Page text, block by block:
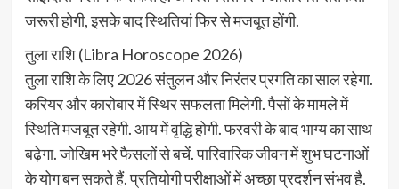
जरूरी होगी, इसके बाद स्थितियां फिर से मजबूत होंगी.
तुला राशि (Libra Horoscope 2026)
तुला राशि के लिए 2026 संतुलन और निरंतर प्रगति का साल रहेगा.
करियर और कारोबार में स्थिर सफलता मिलेगी. पैसों के मामले में
स्थिति मजबूत रहेगी. आय में वृद्धि होगी. फरवरी के बाद भाग्य का साथ
बढ़ेगा. जोखिम भरे फैसलों से बचें. पारिवारिक जीवन में शुभ घटनाओं
के योग बन सकते हैं. प्रतियोगी परीक्षाओं में अच्छा प्रदर्शन संभव है.